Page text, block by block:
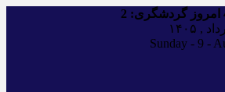
امروز گردشگری: